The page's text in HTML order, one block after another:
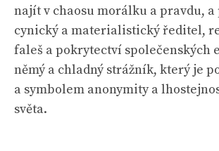
najít v chaosu morálku a pravdu, a
cynický a materialistický ředitel,
faleš a pokrytectví společenských
němý a chladný strážník, který je
a symbolem anonymity a
světa.